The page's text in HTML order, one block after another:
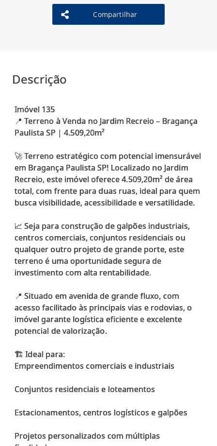
Compartilhar
Descrição
Imóvel 135
📍 Terreno à Venda no Jardim Recreio – Bragança
Paulista SP | 4.509,20m²
🚀 Terreno estratégico com potencial imensurável
em Bragança Paulista SP! Localizado no Jardim
Recreio, este imóvel oferece 4.509,20m² de área
total, com frente para duas ruas, ideal para quem
busca visibilidade, acessibilidade e versatilidade.
📈 Seja para construção de galpões industriais,
centros comerciais, conjuntos residenciais ou
qualquer outro projeto de grande porte, este
terreno é uma oportunidade segura de
investimento com alta rentabilidade.
📍 Situado em avenida de grande fluxo, com
acesso facilitado às principais vias e rodovias, o
imóvel garante logística eficiente e excelente
potencial de valorização.
🏗️ Ideal para:
Empreendimentos comerciais e industriais
Conjuntos residenciais e loteamentos
Estacionamentos, centros logísticos e galpões
Projetos personalizados com múltiplas